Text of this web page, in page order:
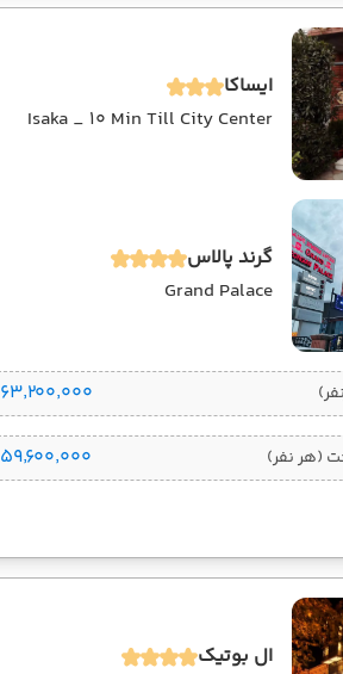
ایساکا
Isaka _ 10 Min Till City Center
گرند پالاس
Grand Palace
۶۳٬۲۰۰٬۰۰۰ تومان
(هر نفر) ۵۹٬۶۰۰٬۰۰۰ تومان
ال بوتیک